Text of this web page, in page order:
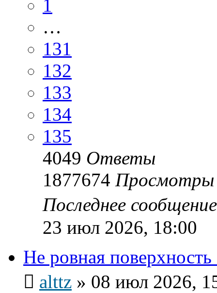
1
…
131
132
133
134
135
4049 Ответы
1877674 Просмотры
Последнее
23 июл 2026, 18:00
Не ровная
alttz » 08 июл 2026,